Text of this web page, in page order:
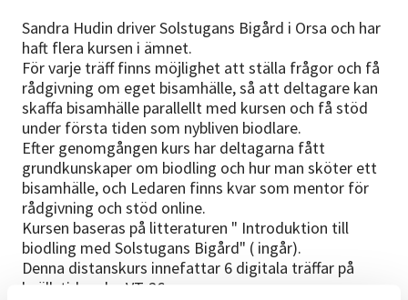
Sandra Hudin driver Solstugans Bigård i Orsa och har
haft flera kursen i ämnet.
För varje träff finns möjlighet att ställa frågor och få
rådgivning om eget bisamhälle, så att deltagare kan
skaffa bisamhälle parallellt med kursen och få stöd
under första tiden som nybliven biodlare.
Efter genomgången kurs har deltagarna fått
grundkunskaper om biodling och hur man sköter ett
bisamhälle, och Ledaren finns kvar som mentor för
rådgivning och stöd online.
Kursen baseras på litteraturen " Introduktion till
biodling med Solstugans Bigård" ( ingår).
Denna distanskurs innefattar 6 digitala träffar på
kvällstid under VT-26